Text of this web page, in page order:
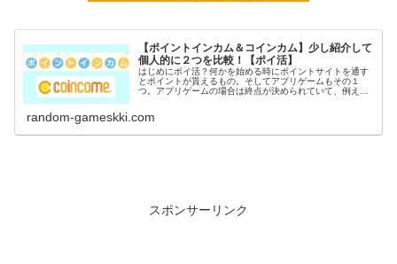
【ポイントインカム＆コインカム】少し紹介して
個人的に２つを比較！【ポイ活】
はじめにポイ活？何かを始める時にポイントサイトを通す
とポイントが貰えるもの。そしてアプリゲームもその１
つ。アプリゲームの場合は終点が決められていて、例えば
random-gameskki.com
スポンサーリンク